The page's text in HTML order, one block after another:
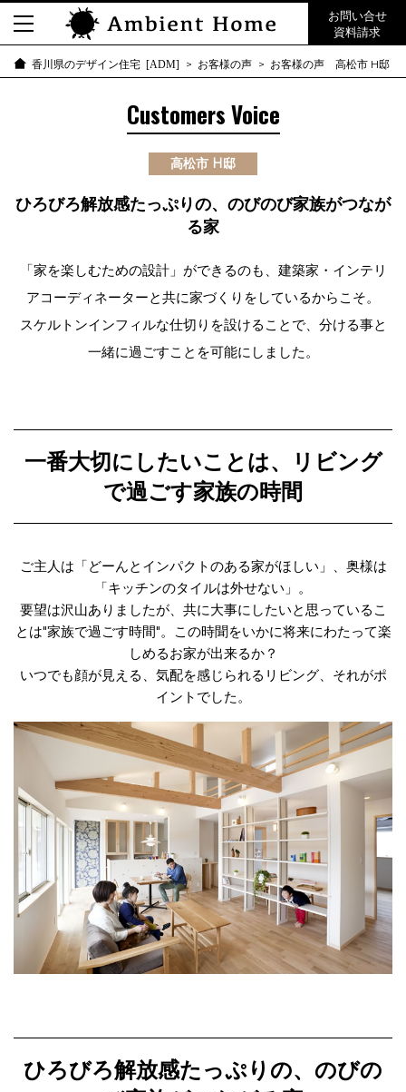
お問い合せ
資料請求
香川県のデザイン住宅 [ADM] お客様の声 お客様の声 高松市 H邸
Customers Voice
高松市 H邸
ひろびろ解放感たっぷりの、のびのび家族がつなが
る家
「家を楽しむための設計」ができるのも、建築家・インテリ
アコーディネーターと共に家づくりをしているからこそ。
スケルトンインフィルな仕切りを設けることで、分ける事と
一緒に過ごすことを可能にしました。
一番大切にしたいことは、リビング
で過ごす家族の時間
ご主人は「どーんとインパクトのある家がほしい」、奥様は
「キッチンのタイルは外せない」。
要望は沢山ありましたが、共に大事にしたいと思っているこ
とは"家族で過ごす時間"。この時聞をいかに将来にわたって楽
しめるお家が出来るか？
いつでも顔が見える、気配を感じられるリビング、それがポ
イントでした。
ひろびろ解放感たっぷりの、のびの